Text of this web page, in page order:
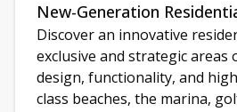
New-Generation
Discover an innovative
exclusive and strategic areas
design, functionality, and
class beaches, the marina,